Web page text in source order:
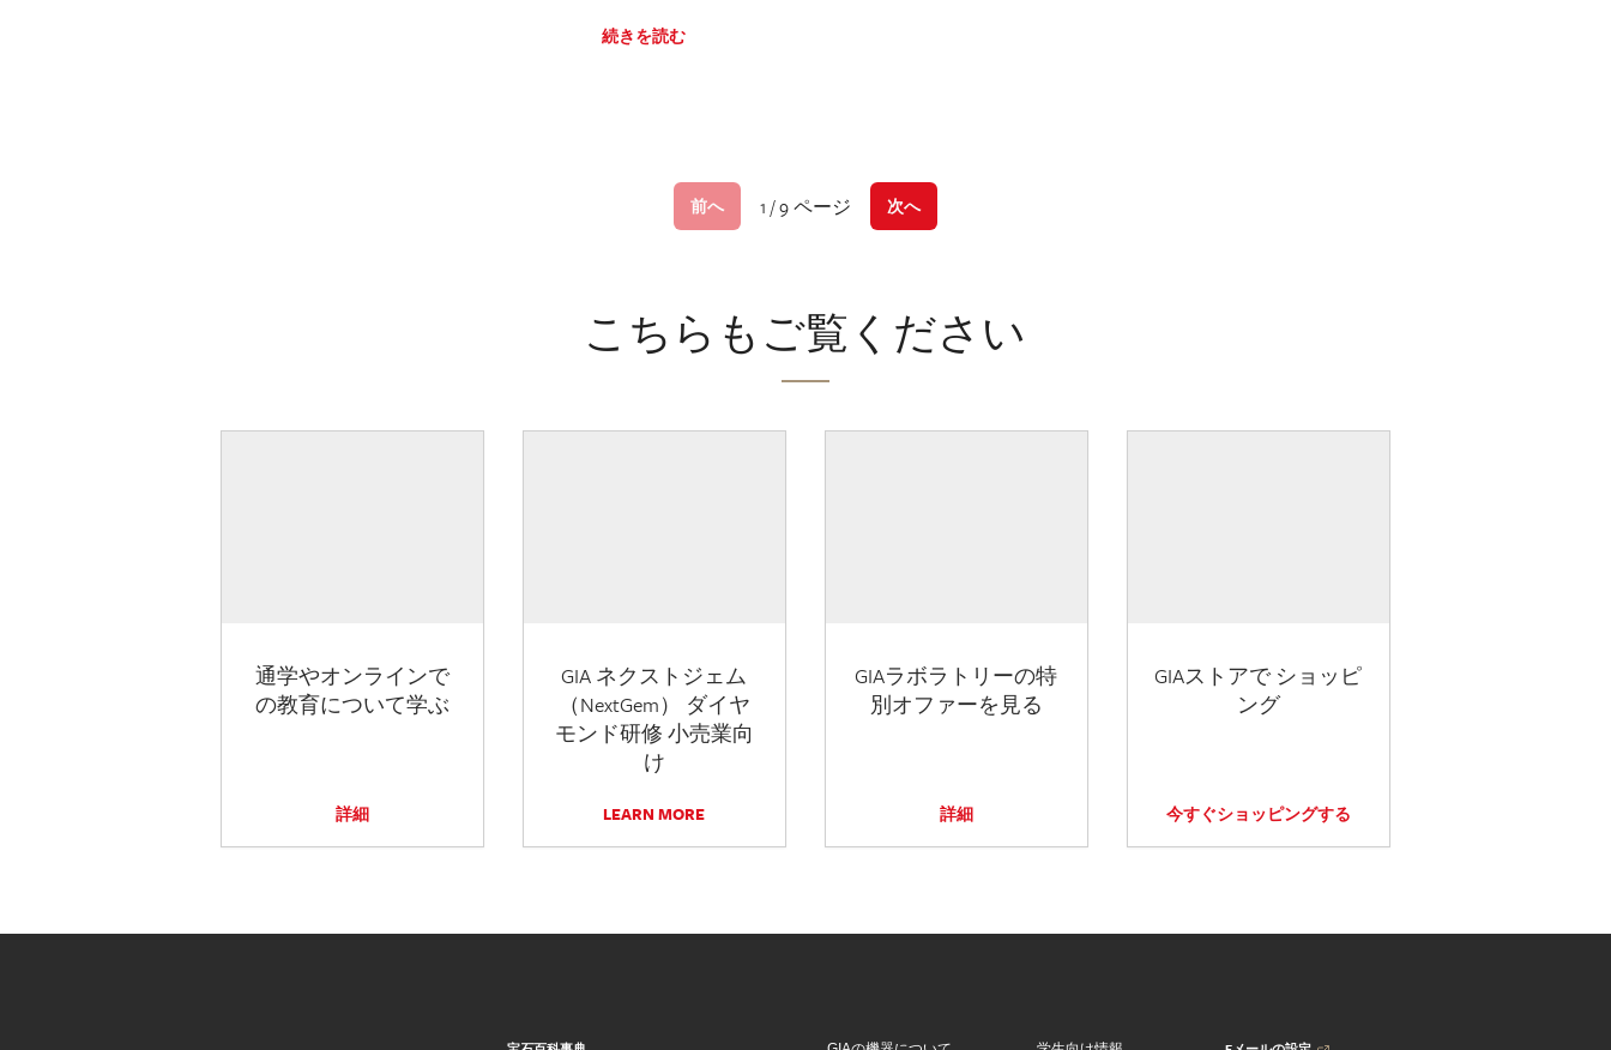
続きを読む
前へ 1 / 9 ページ 次へ
こちらもご覧ください
通学やオンラインで
の教育について学ぶ
詳細
GIA ネクストジェム
（NextGem） ダイヤ
モンド研修 小売業向
け
LEARN MORE
GIAラボラトリーの特
別オファーを見る
詳細
GIAストアで ショッピ
ング
今すぐショッピングする